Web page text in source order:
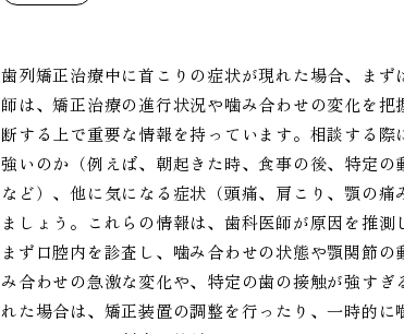
歯列矯正治療中に首こりの症状が現れた場合、ま
師は、矯正治療の進行状況や噛み合わせの変化を
断する上で重要な情報を持っています。相談する
強いのか（例えば、朝起きた時、食事の後、特定
など）、他に気になる症状（頭痛、肩こり、顎の
ましょう。これらの情報は、歯科医師が原因を推
まず口腔内を診査し、噛み合わせの状態や顎関節
み合わせの急激な変化や、特定の歯の接触が強す
れた場合は、矯正装置の調整を行ったり、一時的